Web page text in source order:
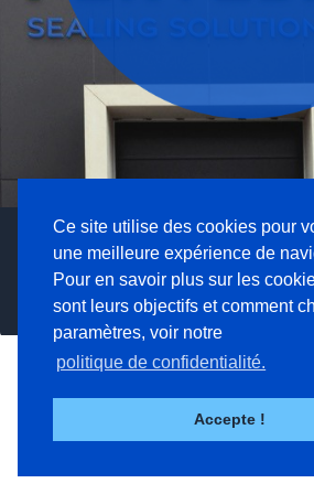
Ce site utilise des cookies pour
une meilleure expérience de
Pour en savoir plus sur les
sont leurs objectifs et comment
paramètres, voir notre
politique de confidentialité.
Accepte !
Nous créons et
des solutions sur
Entreprise
Trouvez la
qui vous
Compétences
Profilés et joints
des solutions
Produits et
Protéger dans des
des environnements
Votre industrie